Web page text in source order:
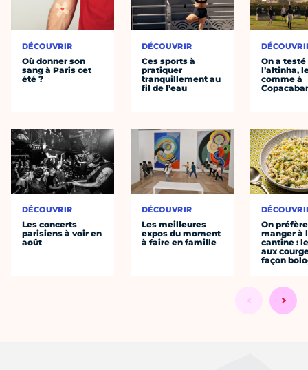
DÉCOUVRIR
Où donner son
sang à Paris cet
été ?
DÉCOUVRIR
Les concerts
parisiens à voir en
août
DÉCOUVRIR
Ces sports à
pratiquer
tranquillement au
fil de l’eau
DÉCOUVRIR
Les meilleures
expos du moment
à faire en famille
On a testé
l’altinha,
comme à
On préfère
manger à
cantine :
aux
façon